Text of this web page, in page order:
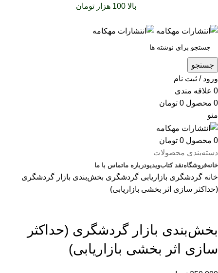
بالا 100 هزار تومان
جستجو
ورود / ثبت نام
0 علاقه مندی
0 محصول 0 تومان
منو
0 محصول 0 تومان
دسته‌بندی محصولات
خانهفروشگاهنقد کتابویدیودرباره‌ ماتماس با ما
خانه گردشگری بازاریابی گردشگری بخش‌بندی بازار گردشگری
(حداکثر سازی اثر بخشی بازاریابی)
بخش‌بندی بازار گردشگری (حداکثر
سازی اثر بخشی بازاریابی)